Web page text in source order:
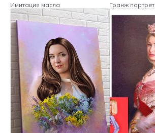
Имитация масла Гранж портрет